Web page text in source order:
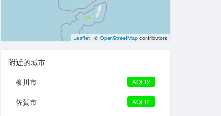
Leaflet | ©OpenStreetMapcontributors
附近的城市
柳川市 AQI 12
佐賀市 AQI 14